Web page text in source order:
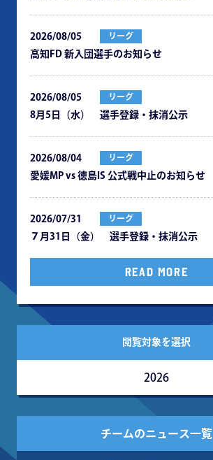
2026/08/05 リーグ
⾼知FD 新⼊団選⼿のお知らせ
2026/08/05 リーグ
8月5日（水） 選手登録・抹消公示
2026/08/04 リーグ
愛媛MP vs 徳島IS 公式戦中⽌のお知らせ
2026/07/31 リーグ
７月31日（金） 選手登録・抹消公示
READ MORE
閲覧対象を選択
2026
チームのニュース一覧